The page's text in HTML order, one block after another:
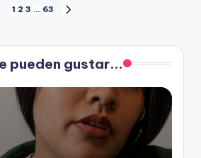
1 2 3 … 63
pueden gustar...